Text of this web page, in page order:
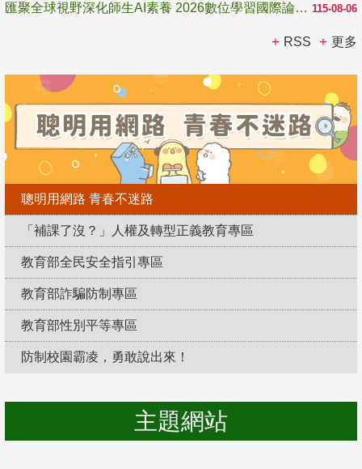
115-08-06
匯聚全球視野深化師生AI素養 2026數位學習國際論壇高雄登場
RSS 更多
聰明用網路 青春不迷路
「補課了沒？」人權及轉型正義教育專區
教育部全民安全指引專區
教育部詐騙防制專區
教育部性別平等專區
防制校園霸凌，勇敢說出來！
主題網站